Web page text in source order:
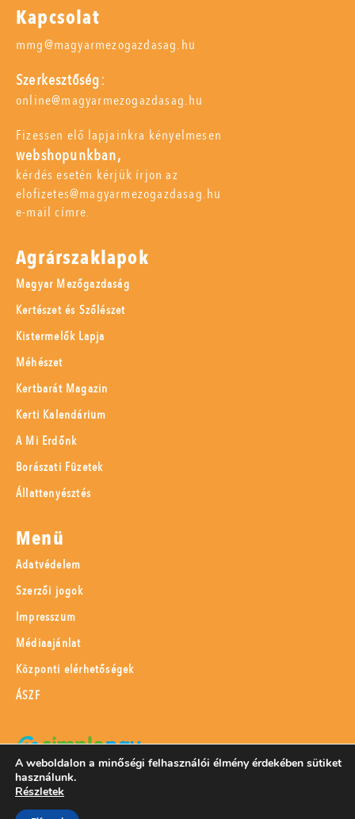
Kapcsolat
mmg@magyarmezogazdasag.hu
Szerkesztőség:
online@magyarmezogazdasag.hu
Fizessen elő lapjainkra kényelmesen
webshopunkban,
kérdés esetén kérjük írjon az
elofizetes@magyarmezogazdasag.hu
e-mail címre.
Agrárszaklapok
Magyar Mezőgazdaság
Kertészet és Szőlészet
Kistermelők Lapja
Méhészet
Kertbarát Magazin
Kerti Kalendárium
A Mi Erdőnk
Borászati Füzetek
Állattenyésztés
Menü
Adatvédelem
Szerzői jogok
Impresszum
Médiaajánlat
Központi elérhetőségek
ÁSZF
SimplePay adattovábbítási nyilatkozat
A weboldalon a minőségi felhasználói élmény érdekében sütiket
használunk.
Részletek